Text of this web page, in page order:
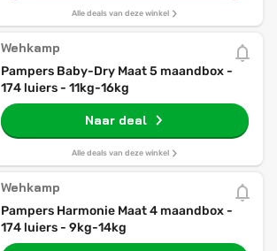
Alle deals van deze winkel
Wehkamp
Pampers Baby-Dry Maat 5 maandbox -
174 luiers - 11kg-16kg
Naar deal
Alle deals van deze winkel
Wehkamp
Pampers Harmonie Maat 4 maandbox -
174 luiers - 9kg-14kg